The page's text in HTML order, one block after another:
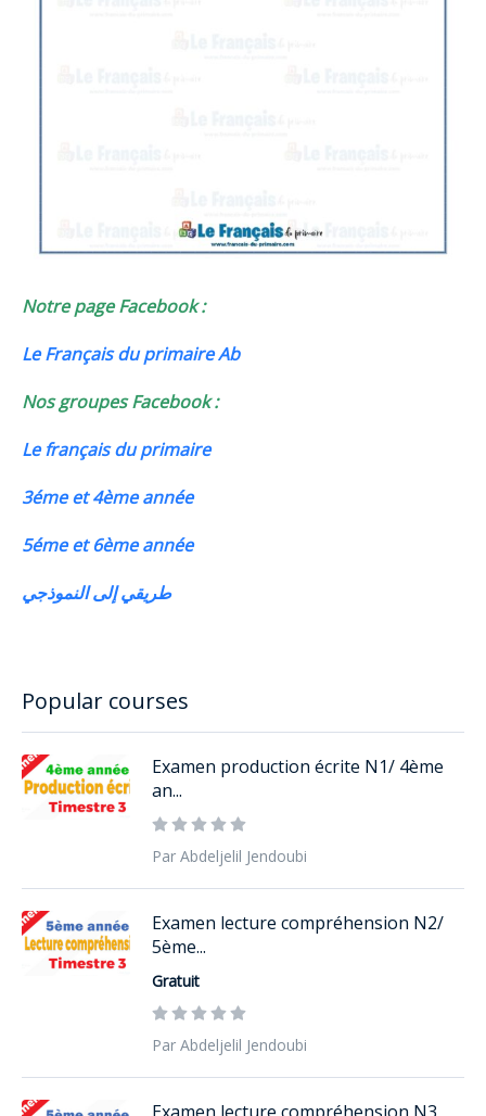
Notre page Facebook :
Le Français du primaire Ab
Nos groupes Facebook :
Le français du primaire
3éme et 4ème année
5éme et 6ème année
طريقي إلى النموذجي
Popular courses
Examen production écrite N1/ 4ème
an...
Par Abdeljelil Jendoubi
Examen lecture compréhension N2/
5ème...
Gratuit
Par Abdeljelil Jendoubi